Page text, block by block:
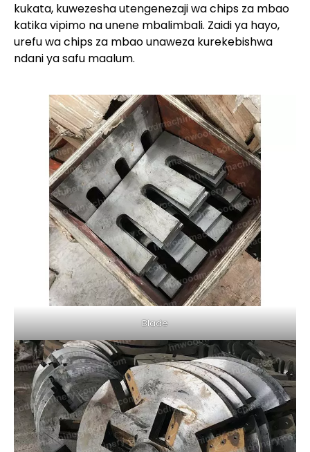
kukata, kuwezesha utengenezaji wa chips za mbao
katika vipimo na unene mbalimbali. Zaidi ya hayo,
urefu wa chips za mbao unaweza kurekebishwa
ndani ya safu maalum.
Blade